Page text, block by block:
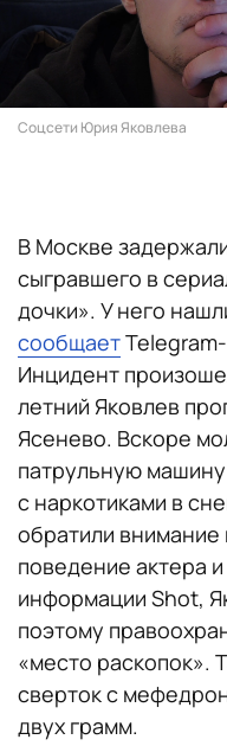
Соцсети Юрия Яковлева
В Москве
сыгравшего в
дочки». У него
сообщает
Инцидент
летний Яковлев
Ясенево. Вскоре
патрульную
с наркотиками в
обратили
поведение актера
информации Shot,
поэтому
«место раскопок».
сверток с
двух грамм.